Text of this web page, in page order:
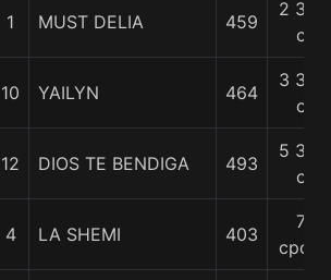
1 MUST DELIA 459
2 3/4
c
10 YAILYN 464
3 3/4
c
12 DIOS TE BENDIGA 493
5 3/4
c
4 LA SHEMI 403
7
cpos.